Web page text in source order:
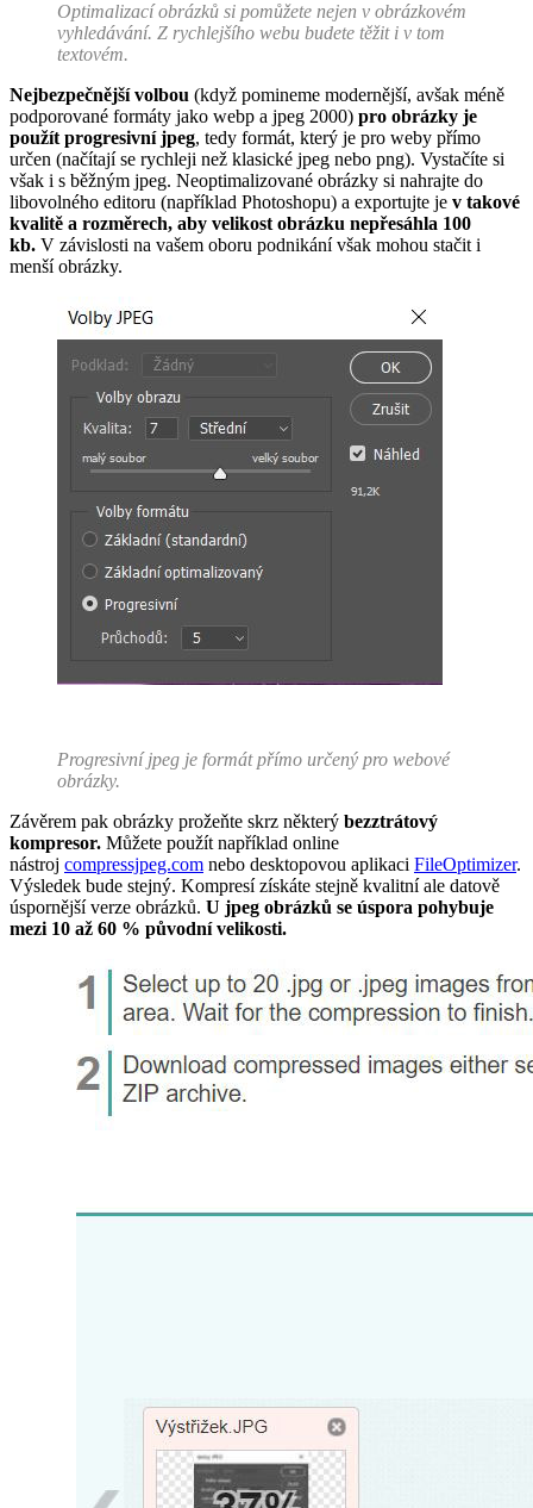
Optimalizací obrázků si pomůžete nejen v obrázkovém
vyhledávání. Z rychlejšího webu budete těžit i v tom
textovém.
Nejbezpečnější volbou (když pomineme modernější, avšak méně
podporované formáty jako webp a jpeg 2000) pro obrázky je
použít progresivní jpeg, tedy formát, který je pro weby přímo
určen (načítají se rychleji než klasické jpeg nebo png). Vystačíte si
však i s běžným jpeg. Neoptimalizované obrázky si nahrajte do
libovolného editoru (například Photoshopu) a exportujte je v takové
kvalitě a rozměrech, aby velikost obrázku nepřesáhla 100
kb. V závislosti na vašem oboru podnikání však mohou stačit i
menší obrázky.
Progresivní jpeg je formát přímo určený pro webové
obrázky.
Závěrem pak obrázky prožeňte skrz některý bezztrátový
kompresor. Můžete použít například online
nástroj compressjpeg.com nebo desktopovou aplikaci FileOptimizer.
Výsledek bude stejný. Kompresí získáte stejně kvalitní ale datově
úspornější verze obrázků. U jpeg obrázků se úspora pohybuje
mezi 10 až 60 % původní velikosti.